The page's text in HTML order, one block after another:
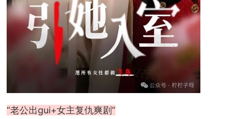
“老公出gui+女主复仇爽剧”